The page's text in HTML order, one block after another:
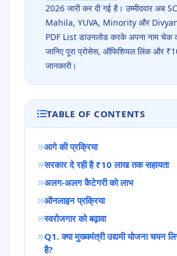
2026 जारी कर दी गई है। उम्मीदवार अब
Mahila, YUVA, Minority और
PDF List डाउनलोड करके अपना नाम
जानिए पूरा प्रोसेस, ऑफिशियल लिंक और
जानकारी।
TABLE OF CONTENTS
आगे की प्रक्रिया
सरकार दे रही है ₹10 लाख तक सहायता
अलग-अलग कैटेगरी को लाभ
ऑनलाइन प्रक्रिया
स्वरोजगार को बढ़ावा
Q1. क्या मुख्यमंत्री उद्यमी योजना चयन
है?